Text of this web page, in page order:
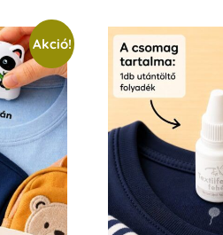
Akció!